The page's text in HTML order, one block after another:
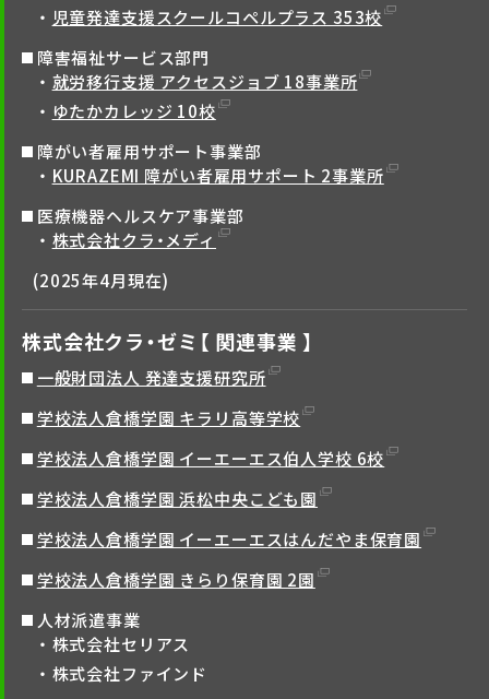
児童発達支援スクールコペルプラス 353校
障害福祉サービス部門
就労移行支援 アクセスジョブ 18事業所
ゆたかカレッジ 10校
障がい者雇用サポート事業部
KURAZEMI 障がい者雇用サポート 2事業所
医療機器ヘルスケア事業部
株式会社クラ・メディ
(2025年4月現在)
株式会社クラ・ゼミ【 関連事業 】
一般財団法人 発達支援研究所
学校法人倉橋学園 キラリ高等学校
学校法人倉橋学園 イーエーエス伯人学校 6校
学校法人倉橋学園 浜松中央こども園
学校法人倉橋学園 イーエーエスはんだやま保育園
学校法人倉橋学園 きらり保育園 2園
人材派遣事業
株式会社セリアス
株式会社ファインド